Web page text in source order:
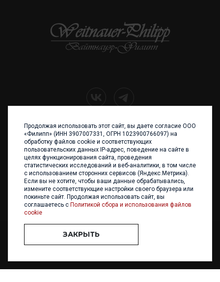
+7 (4012) 960 898
236017 Калининград,
ул. Каштановая аллея, 47
Телефон: +7 4012 960 898,
+7 4012 960 856
Написать нам
ООО «ФИЛИПП» © 2013 - 2026. Все права защищены
Разработка и
Продолжая использовать этот сайт, вы даете согласие ООО
«Филипп» (ИНН 3907007331, ОГРН 1023900766097) на
обработку файлов cookie и соответствующих
пользовательских данных IP-адрес, поведение на сайте в
целях функционирования сайта, проведения
статистических исследований и веб-аналитики, в том числе
с использованием сторонних сервисов (Яндекс.Метрика).
Если вы не хотите, чтобы ваши данные обрабатывались,
измените соответствующие настройки своего браузера или
покиньте сайт. Продолжая использовать сайт, вы
соглашаетесь с Политикой сбора и использования файлов
cookie
ЗАКРЫТЬ